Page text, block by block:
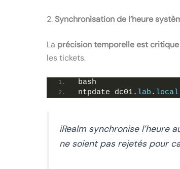
2.Synchronisation de l’heure
La précision temporelle est critique
les tickets.
bash
ntpdate dc01. lab . local
iRealm synchronise l’heure
ne soient pas rejetés pour